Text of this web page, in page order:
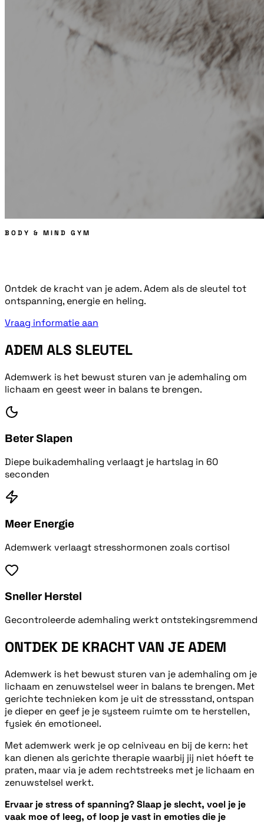
BODY & MIND GYM
Ontdek de kracht van je adem. Adem als de sleutel tot
ontspanning, energie en heling.
Vraag informatie aan
ADEM ALS SLEUTEL
Ademwerk is het bewust sturen van je ademhaling om
lichaam en geest weer in balans te brengen.
Beter Slapen
Diepe buikademhaling verlaagt je hartslag in 60
seconden
Meer Energie
Ademwerk verlaagt stresshormonen zoals cortisol
Sneller Herstel
Gecontroleerde ademhaling werkt ontstekingsremmend
ONTDEK DE KRACHT VAN JE ADEM
Ademwerk is het bewust sturen van je ademhaling om je
lichaam en zenuwstelsel weer in balans te brengen. Met
gerichte technieken kom je uit de stressstand, ontspan
je dieper en geef je je systeem ruimte om te herstellen,
fysiek én emotioneel.
Met ademwerk werk je op celniveau en bij de kern: het
kan dienen als gerichte therapie waarbij jij niet hóeft te
praten, maar via je adem rechtstreeks met je lichaam en
zenuwstelsel werkt.
Ervaar je stress of spanning? Slaap je slecht, voel je je
vaak moe of leeg, of loop je vast in emoties die je